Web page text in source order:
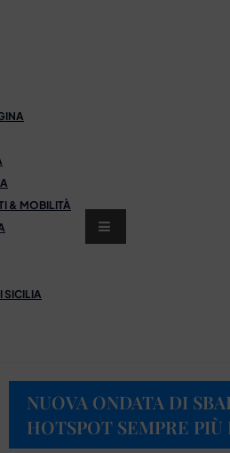
& MOBILITÀ
SICILIA
NUOVA ONDATA DI
HOTSPOT SEMPRE PIÙ